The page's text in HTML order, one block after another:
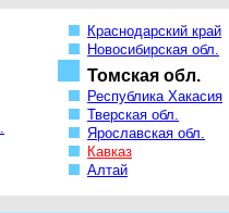
Краснодарский край
Новосибирская обл.
Томская обл.
Республика Хакасия
Тверская обл.
Ярославская обл.
Кавказ
Алтай